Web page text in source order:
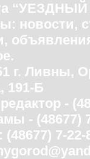
новости,
г. Ливны,
191-Б
-
- (48677)
(48677) 7-